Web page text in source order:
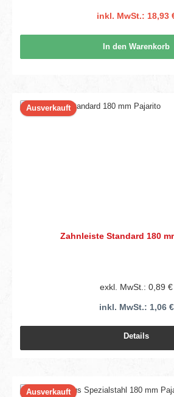
inkl. MwSt.: 18,93
In den Warenkorb
Ausverkauft
Zahnleiste Standard 180
exkl. MwSt.: 0,89 €
inkl. MwSt.: 1,06 €
Details
Ausverkauft